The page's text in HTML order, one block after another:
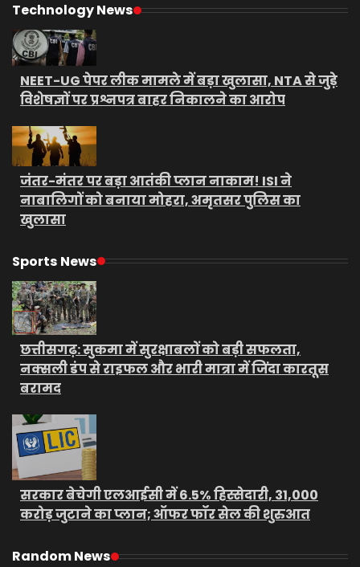
Technology News
NEET-UG पेपर लीक मामले में बड़ा खुलासा, NTA से जुड़े
विशेषज्ञों पर प्रश्नपत्र बाहर निकालने का आरोप
जंतर-मंतर पर बड़ा आतंकी प्लान नाकाम! ISI ने
नाबालिगों को बनाया मोहरा, अमृतसर पुलिस का
खुलासा
Sports News
छत्तीसगढ़: सुकमा में सुरक्षाबलों को बड़ी सफलता,
नक्सली डंप से राइफल और भारी मात्रा में जिंदा कारतूस
बरामद
सरकार बेचेगी एलआईसी में 6.5% हिस्सेदारी, 31,000
करोड़ जुटाने का प्लान; ऑफर फॉर सेल की शुरुआत
Random News